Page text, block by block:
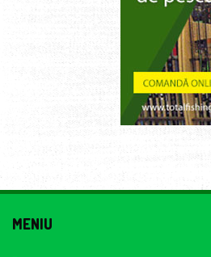
MENIU